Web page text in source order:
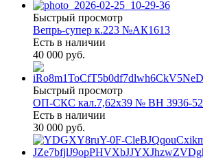
Быстрый просмотр
Вепрь-супер к.223 №АК1613
Есть в наличии
40 000 руб.
Быстрый просмотр
ОП-СКС кал.7,62х39 № ВН 3936-52
Есть в наличии
30 000 руб.